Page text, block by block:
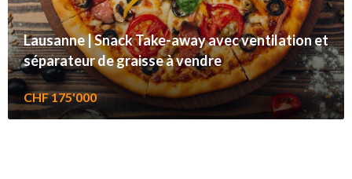
Lausanne | Snack Take-away avec ventilation et
séparateur de graisse à vendre
CHF 175'000